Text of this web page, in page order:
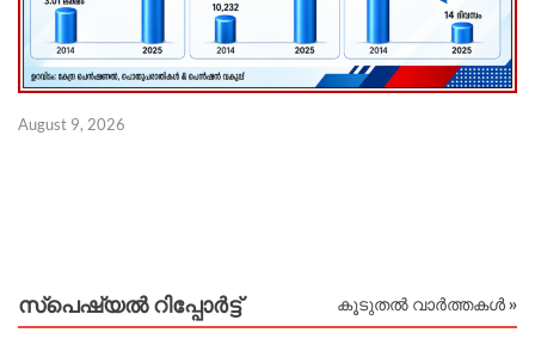
August 9, 2026
സ്പെഷ്യൽ റിപ്പോര്‍ട്ട് കൂടുതൽ വാർത്തകൾ »